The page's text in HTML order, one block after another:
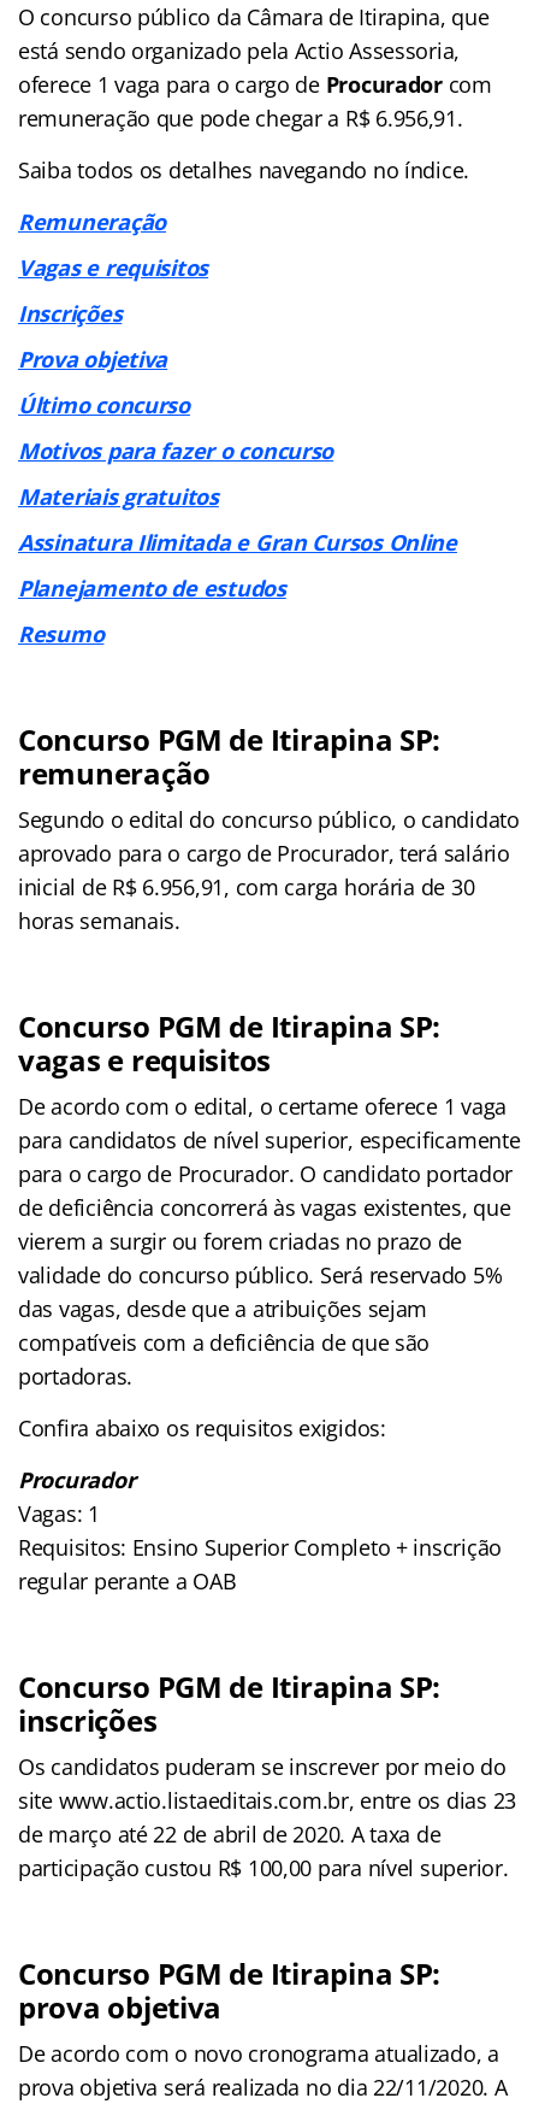
O concurso público da Câmara de Itirapina, que
está sendo organizado pela Actio Assessoria,
oferece 1 vaga para o cargo de Procuradorcom
remuneração que pode chegar a R$ 6.956,91.
Saiba todos os detalhes navegando no índice.
Remuneração
Vagas e requisitos
Inscrições
Prova objetiva
Último concurso
Motivos para fazer o concurso
Materiais gratuitos
Assinatura Ilimitada e Gran Cursos Online
Planejamento de estudos
Resumo
Concurso PGM de Itirapina SP:
remuneração
Segundo o edital do concurso público, o candidato
aprovado para o cargo de Procurador, terá salário
inicial de R$ 6.956,91, com carga horária de 30
horas semanais.
Concurso PGM de Itirapina SP:
vagas e requisitos
De acordo com o edital, o certame oferece 1 vaga
para candidatos de nível superior, especificamente
para o cargo de Procurador. O candidato portador
de deficiência concorrerá às vagas existentes, que
vierem a surgir ou forem criadas no prazo de
validade do concurso público. Será reservado 5%
das vagas, desde que a atribuições sejam
compatíveis com a deficiência de que são
portadoras.
Confira abaixo os requisitos exigidos:
Procurador
Vagas: 1
Requisitos: Ensino Superior Completo + inscrição
regular perante a OAB
Concurso PGM de Itirapina SP:
inscrições
Os candidatos puderam se inscrever por meio do
site www.actio.listaeditais.com.br, entre os dias 23
de março até 22 de abril de 2020. A taxa de
participação custou R$ 100,00 para nível superior.
Concurso PGM de Itirapina SP:
prova objetiva
De acordo com o novo cronograma atualizado, a
prova objetiva será realizada no dia 22/11/2020. A